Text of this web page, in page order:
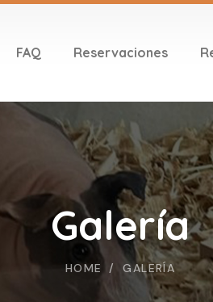
FAQ Reservaciones
HOME GALERÍA
Galería